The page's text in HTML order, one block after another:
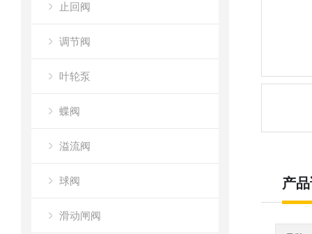
止回阀
调节阀
叶轮泵
蝶阀
溢流阀
球阀
滑动闸阀
产